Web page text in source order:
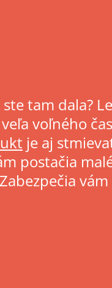
tam dala?
voľného
je aj
postačia